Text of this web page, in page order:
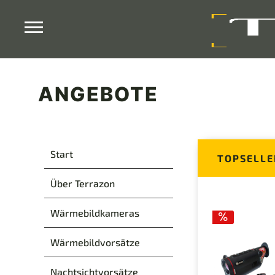
ANGEBOTE
Start
Über Terrazon
Wärmebildkameras
Wärmebildvorsätze
Nachtsichtvorsätze